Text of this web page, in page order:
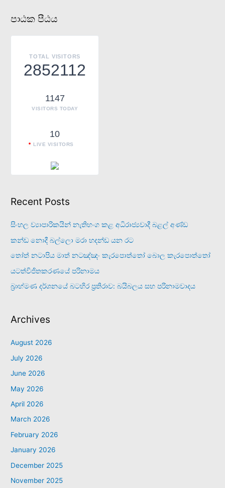
පාඨක පීඨය
TOTAL VISITORS
2852112
1147
VISITORS TODAY
10
LIVE VISITORS
Recent Posts
සිංහල ව්‍යාපාරිකයින් නැතිභංග කළ අධිරාජ්‍යවාදී බළල් අණ්ඩ
කන්ඩ නොදී බල්ලො මරා හදන්ඩ යන රට
තෝත් නටාපිය මාත් නටඤ්ඤං කැරපොත්තෝ බොල කැරපොත්තෝ
යටත්විජිතකරණයේ පරිනාමය
බ්‍රාහ්මණ දර්ශනයේ බටහිර ප්‍රතිරාව: බයිබලය සහ පරිනාමවාදය
Archives
August 2026
July 2026
June 2026
May 2026
April 2026
March 2026
February 2026
January 2026
December 2025
November 2025